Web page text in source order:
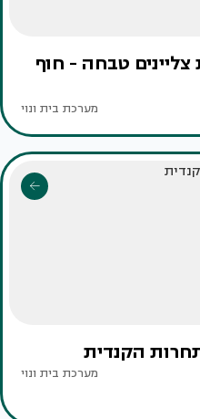
טבחה - חוף
מערכת בית ונוי
הקנדית
מערכת בית ונוי